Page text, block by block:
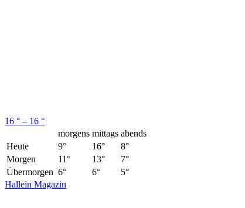
16 ° – 16 °
morgens mittags abends
Heute
9° 16°
8°
Morgen
11° 13°
7°
Übermorgen 6° 6°
5°
Hallein Magazin